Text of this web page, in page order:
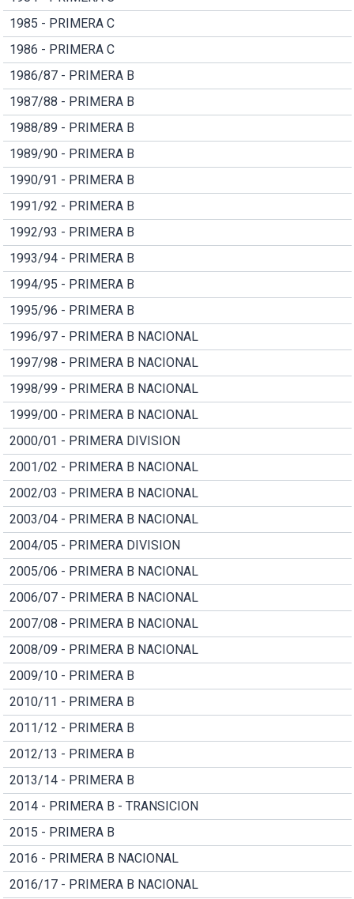
1985 - PRIMERA C
1986 - PRIMERA C
1986/87 - PRIMERA B
1987/88 - PRIMERA B
1988/89 - PRIMERA B
1989/90 - PRIMERA B
1990/91 - PRIMERA B
1991/92 - PRIMERA B
1992/93 - PRIMERA B
1993/94 - PRIMERA B
1994/95 - PRIMERA B
1995/96 - PRIMERA B
1996/97 - PRIMERA B NACIONAL
1997/98 - PRIMERA B NACIONAL
1998/99 - PRIMERA B NACIONAL
1999/00 - PRIMERA B NACIONAL
2000/01 - PRIMERA DIVISION
2001/02 - PRIMERA B NACIONAL
2002/03 - PRIMERA B NACIONAL
2003/04 - PRIMERA B NACIONAL
2004/05 - PRIMERA DIVISION
2005/06 - PRIMERA B NACIONAL
2006/07 - PRIMERA B NACIONAL
2007/08 - PRIMERA B NACIONAL
2008/09 - PRIMERA B NACIONAL
2009/10 - PRIMERA B
2010/11 - PRIMERA B
2011/12 - PRIMERA B
2012/13 - PRIMERA B
2013/14 - PRIMERA B
2014 - PRIMERA B - TRANSICION
2015 - PRIMERA B
2016 - PRIMERA B NACIONAL
2016/17 - PRIMERA B NACIONAL